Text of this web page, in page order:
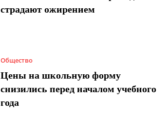
страдают ожирением
Общество
Цены на школьную форму
снизились перед началом учебного
года